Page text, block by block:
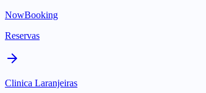
NowBooking
Reservas
Clinica Laranjeiras